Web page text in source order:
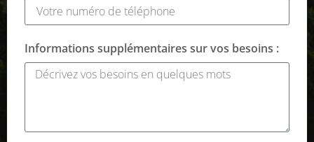
Informations supplémentaires sur vos besoins :